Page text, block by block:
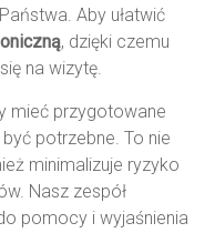
Aby ułatwić
, dzięki czemu
na wizytę.
mieć przygotowane
potrzebne. To nie
minimalizuje ryzyko
Nasz zespół
pomocy i wyjaśnienia